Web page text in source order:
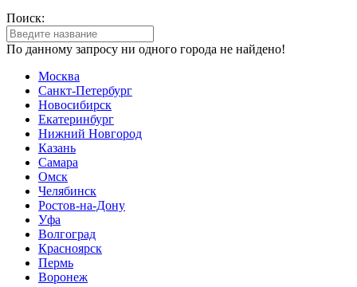
Поиск:
По данному запросу ни одного города не найдено!
Москва
Санкт-Петербург
Новосибирск
Екатеринбург
Нижний Новгород
Казань
Самара
Омск
Челябинск
Ростов-на-Дону
Уфа
Волгоград
Красноярск
Пермь
Воронеж